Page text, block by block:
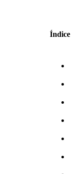
Índice